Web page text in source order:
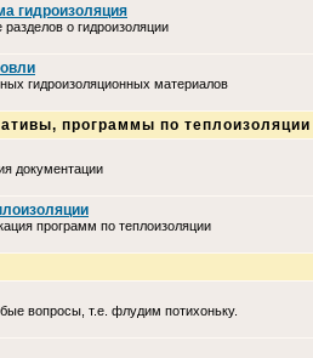
гидроизоляция
о гидроизоляции
гидроизоляционных материалов
программы по теплоизоляции
документации
программ по теплоизоляции
вопросы, т.е. флудим потихоньку.